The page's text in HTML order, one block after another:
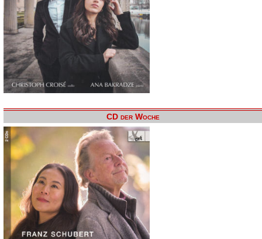
CD der Woche